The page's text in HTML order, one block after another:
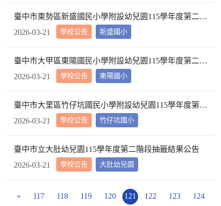
學校公告
臺中市東勢區新盛國民小學附設幼兒園115學年度第二階段正備取名單及完成報到名冊，詳如附件。
新盛國小
2026-03-21
學校公告
臺中市大甲區東陽國民小學附設幼兒園115學年度第二階段招生結果與報到名冊
東陽國小
2026-03-21
學校公告
臺中市大里區竹仔坑國民小學附設幼兒園115學年度第二階段抽籤結果正備取名冊
竹仔坑國小
2026-03-21
學校公告
臺中市立大肚幼兒園115學年度第二階段抽籤結果公告
大肚幼兒園
2026-03-21
« 117 118 119 120 121 122 123 124